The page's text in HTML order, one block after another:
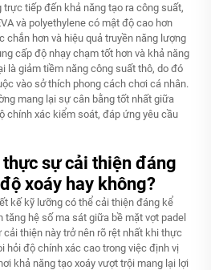
tiếp đến khả năng tạo ra công suất,
và polyethylene có mật độ cao hơn
chắn hơn và hiệu quả truyền năng lượng
cấp độ nhạy chạm tốt hơn và khả năng
là giảm tiềm năng công suất thô, do đó
vào sở thích phong cách chơi cá nhân.
mang lại sự cân bằng tốt nhất giữa
chính xác kiểm soát, đáp ứng yêu cầu
sự cải thiện đáng
xoáy hay không?
kế kỹ lưỡng có thể cải thiện đáng kể
tăng hệ số ma sát giữa bề mặt vợt padel
cải thiện này trở nên rõ rệt nhất khi thực
hỏi độ chính xác cao trong việc định vị
khả năng tạo xoáy vượt trội mang lại lợi